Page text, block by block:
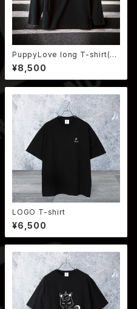
PuppyLove long T-shirt(BL
ACK)
¥8,500
LOGO T-shirt
¥6,500